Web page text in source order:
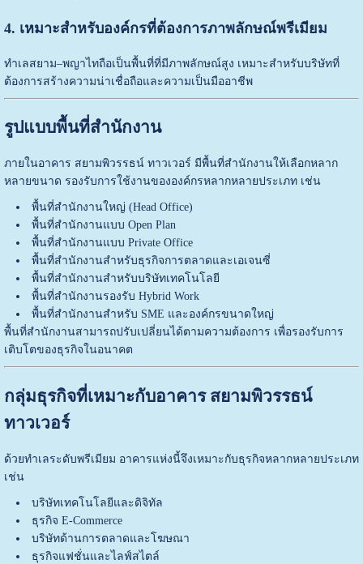
4. เหมาะสำหรับองค์กรที่ต้องการภาพลักษณ์พรีเมียม
ทำเลสยาม–พญาไทถือเป็นพื้นที่ที่มีภาพลักษณ์สูง เหมาะสำหรับบริษัทที่
ต้องการสร้างความน่าเชื่อถือและความเป็นมืออาชีพ
รูปแบบพื้นที่สำนักงาน
ภายในอาคาร สยามพิวรรธน์ ทาวเวอร์ มีพื้นที่สำนักงานให้เลือกหลาก
หลายขนาด รองรับการใช้งานขององค์กรหลากหลายประเภท เช่น
พื้นที่สำนักงานใหญ่ (Head Office)
พื้นที่สำนักงานแบบ Open Plan
พื้นที่สำนักงานแบบ Private Office
พื้นที่สำนักงานสำหรับธุรกิจการตลาดและเอเจนซี่
พื้นที่สำนักงานสำหรับบริษัทเทคโนโลยี
พื้นที่สำนักงานรองรับ Hybrid Work
พื้นที่สำนักงานสำหรับ SME และองค์กรขนาดใหญ่
พื้นที่สำนักงานสามารถปรับเปลี่ยนได้ตามความต้องการ เพื่อรองรับการ
เติบโตของธุรกิจในอนาคต
กลุ่มธุรกิจที่เหมาะกับอาคาร สยามพิวรรธน์
ทาวเวอร์
ด้วยทำเลระดับพรีเมียม อาคารแห่งนี้จึงเหมาะกับธุรกิจหลากหลายประเภท
เช่น
บริษัทเทคโนโลยีและดิจิทัล
ธุรกิจ E-Commerce
บริษัทด้านการตลาดและโฆษณา
ธุรกิจแฟชั่นและไลฟ์สไตล์